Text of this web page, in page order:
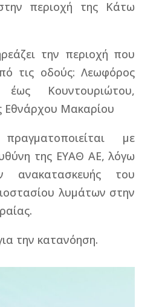
περιοχή της Κάτω
την περιοχή που
τις οδούς: Λεωφόρος
έως Κουντουριώτου,
Εθνάρχου Μακαρίου
με
της ΕΥΑΘ ΑΕ, λόγω
ανακατασκευής του
λυμάτων στην
την κατανόηση.